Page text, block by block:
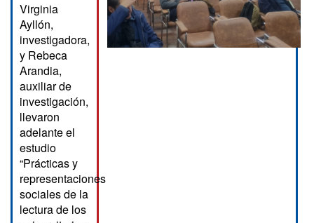
Virginia
Ayllón,
investigadora,
y Rebeca
Arandia,
auxiliar de
investigación,
llevaron
adelante el
estudio
“Prácticas y
representaciones
sociales de la
lectura de los